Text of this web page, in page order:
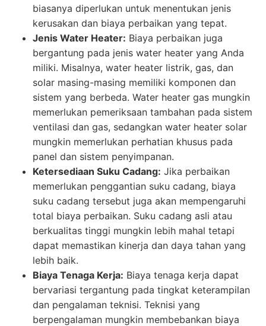
biasanya diperlukan untuk menentukan jenis
kerusakan dan biaya perbaikan yang tepat.
Jenis Water Heater: Biaya perbaikan juga
bergantung pada jenis water heater yang Anda
miliki. Misalnya, water heater listrik, gas, dan
solar masing-masing memiliki komponen dan
sistem yang berbeda. Water heater gas mungkin
memerlukan pemeriksaan tambahan pada sistem
ventilasi dan gas, sedangkan water heater solar
mungkin memerlukan perhatian khusus pada
panel dan sistem penyimpanan.
Ketersediaan Suku Cadang: Jika perbaikan
memerlukan penggantian suku cadang, biaya
suku cadang tersebut juga akan mempengaruhi
total biaya perbaikan. Suku cadang asli atau
berkualitas tinggi mungkin lebih mahal tetapi
dapat memastikan kinerja dan daya tahan yang
lebih baik.
Biaya Tenaga Kerja: Biaya tenaga kerja dapat
bervariasi tergantung pada tingkat keterampilan
dan pengalaman teknisi. Teknisi yang
berpengalaman mungkin membebankan biaya